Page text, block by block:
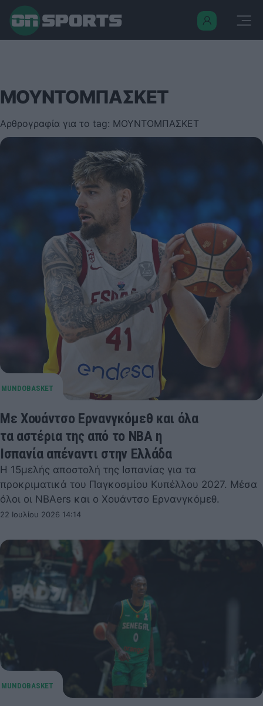
ΜΟΥΝΤΟΜΠΑΣΚΕΤ
Αρθρογραφία για το tag: ΜΟΥΝΤΟΜΠΑΣΚΕΤ
Με Χουάντσο Ερνανγκόμεθ και όλα
τα αστέρια της από το NBA η
Ισπανία απέναντι στην Ελλάδα
Η 15μελής αποστολή της Ισπανίας για τα
προκριματικά του Παγκοσμίου Κυπέλλου 2027. Μέσα
όλοι οι NBAers και ο Χουάντσο Ερνανγκόμεθ.
22 Ιουλίου 2026 14:14